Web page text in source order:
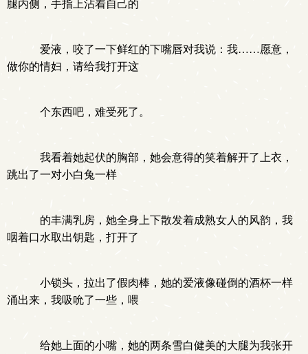
腿内侧，手指上沾着自己的
爱液，咬了一下鲜红的下嘴唇对我说：我……愿意，
做你的情妇，请给我打开这
个东西吧，难受死了。
我看着她起伏的胸部，她会意得的笑着解开了上衣，
跳出了一对小白兔一样
的丰满乳房，她全身上下散发着成熟女人的风韵，我
咽着口水取出钥匙，打开了
小锁头，拉出了假肉棒，她的爱液像碰倒的酒杯一样
涌出来，我吸吮了一些，喂
给她上面的小嘴，她的两条雪白健美的大腿为我张开